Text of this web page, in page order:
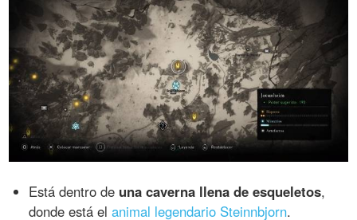
Está dentro de una caverna llena de esqueletos,
donde está elanimal legendario Steinnbjorn.